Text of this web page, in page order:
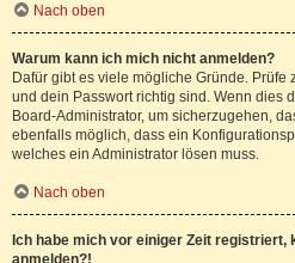
Nach oben
Warum kann ich mich nicht anmelden?
Dafür gibt es viele mögliche Gründe. Prüfe
und dein Passwort richtig sind. Wenn dies
Board-Administrator, um sicherzugehen,
ebenfalls möglich, dass ein
welches ein Administrator lösen muss.
Nach oben
Ich habe mich vor einiger Zeit registriert,
anmelden?!